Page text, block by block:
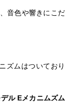
音色や響きにこだ
ズムはついており
ル Eメカニムズム